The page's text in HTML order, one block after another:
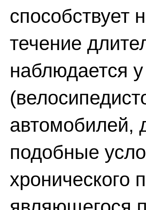
способствует
течение
наблюдается
автомобилей,
подобные
хронического